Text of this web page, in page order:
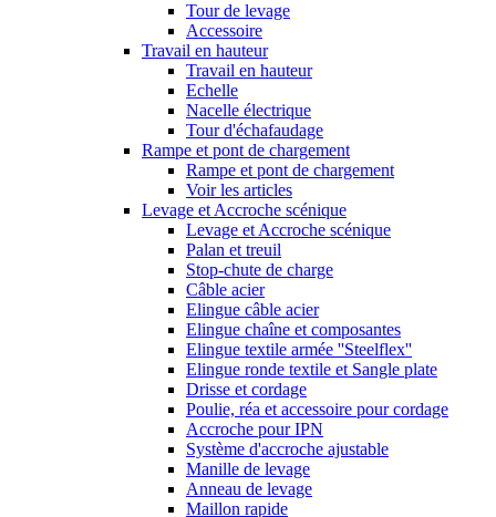
Tour de levage
Accessoire
Travail en hauteur
Travail en hauteur
Echelle
Nacelle électrique
Tour d'échafaudage
Rampe et pont de chargement
Rampe et pont de chargement
Voir les articles
Levage et Accroche scénique
Levage et Accroche scénique
Palan et treuil
Stop-chute de charge
Câble acier
Elingue câble acier
Elingue chaîne et composantes
Elingue textile armée ''Steelflex''
Elingue ronde textile et Sangle plate
Drisse et cordage
Poulie, réa et accessoire pour cordage
Accroche pour IPN
Système d'accroche ajustable
Manille de levage
Anneau de levage
Maillon rapide